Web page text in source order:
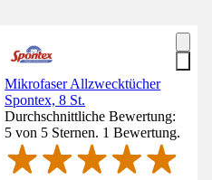
Mikrofaser Allzwecktücher
Spontex, 8 St.
Durchschnittliche Bewertung:
5 von 5 Sternen. 1 Bewertung.